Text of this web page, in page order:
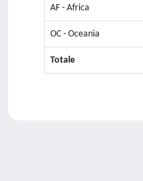
AF - Africa
OC - Oceania
Totale